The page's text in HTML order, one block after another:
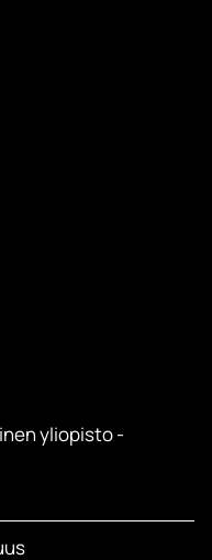
yliopisto -